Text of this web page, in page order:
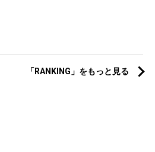
「RANKING」をもっと見る